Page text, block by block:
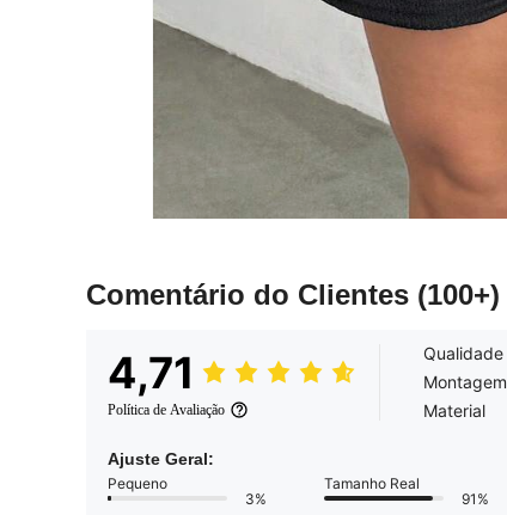
Comentário do Clientes (100+)
4,71
Política de Avaliação
Qualidade
Montagem
Material
Ajuste Geral:
Pequeno
3%
Tamanho Real
91%